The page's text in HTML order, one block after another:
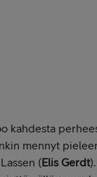
kahdesta
mennyt
(Elis Gerdt